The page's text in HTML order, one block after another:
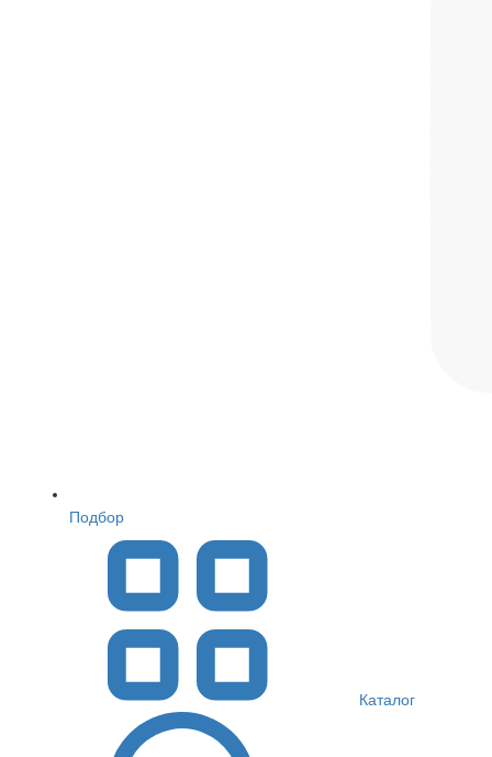
Подбор
Каталог